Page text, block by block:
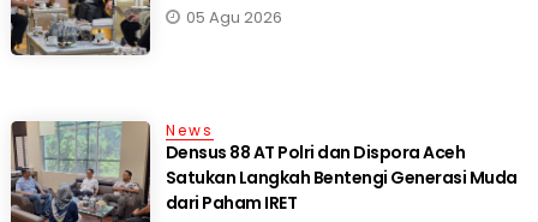
05 Agu 2026
News
Densus 88 AT Polri dan Dispora Aceh
Satukan Langkah Bentengi Generasi Muda
dari Paham IRET